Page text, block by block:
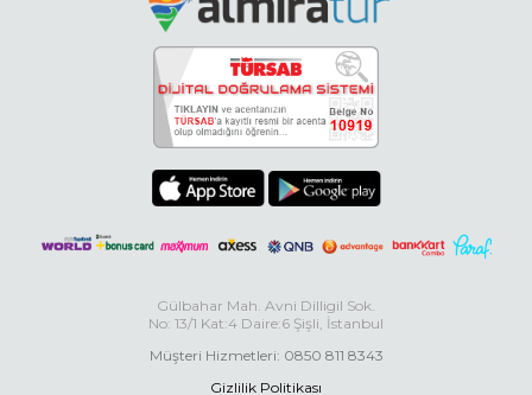
Gülbahar Mah. Avni Dilligil Sok.
No: 13/1 Kat:4 Daire:6 Şişli, İstanbul
Müşteri Hizmetleri: 0850 811 8343
Gizlilik Politikası